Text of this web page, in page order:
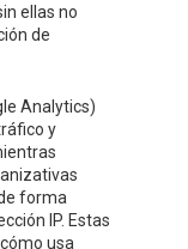
ellas no
de
Analytics)
y
forma
IP. Estas
usa